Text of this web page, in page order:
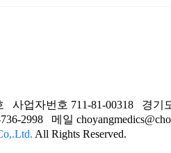
업자번호 711-81-00318 경기
2998 메일
All Rights Reserved.